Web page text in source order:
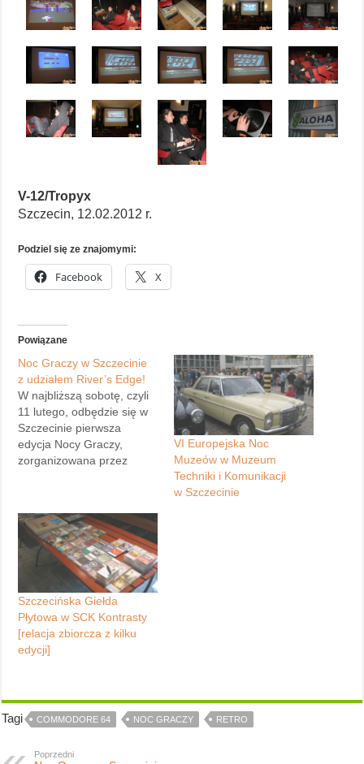
V-12/Tropyx
Szczecin, 12.02.2012 r.
Podziel się ze znajomymi:
Facebook X
Powiązane
Noc Graczy w Szczecinie
z udziałem River’s Edge!
W najbliższą sobotę, czyli
11 lutego, odbędzie się w
Szczecinie pierwsza
edycja Nocy Graczy,
zorganizowana przez
tej imprezie, jak zwykle
udostępniając wszystkim
przybyłym różnorodne gry
na Commodore 64. Jeżeli
chcesz stać się
uczestnikiem Nocy Graczy,
zapisz się już teraz na
listę,…
VI Europejska Noc
Muzeów w Muzeum
Techniki i Komunikacji
w Szczecinie
Szczecińska Giełda
Płytowa w SCK Kontrasty
[relacja zbiorcza z kilku
edycji]
Tagi COMMODORE 64 NOC GRACZY RETRO
Poprzedni